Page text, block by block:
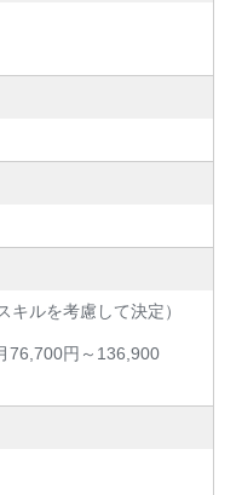
ルを考慮して決定）
76,700円～136,900